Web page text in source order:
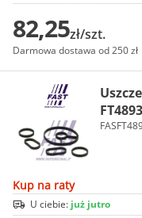
82,25zł/szt.
Darmowa dostawa od 250 zł
Kup na raty
U ciebie: już jutro